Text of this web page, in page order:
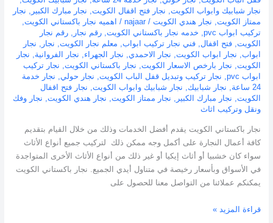
نجار شبابيك وابواب الكويت, نجار فتح اقفال الكويت, نجار مبارك الكبير , نجار
ممتاز الكويت, نجار هندي الكويت/
najaar
/ اهميه نجار باكستاني الكويت,
تركيب ابواب pvc
, خدمه نجار باكستاني الكويت, رقم نجار , رقم نجار
الكويت, فتح اقفال, فني نجار تركيب ابواب, معلم نجار الكويت, نجار , نجار
ابواب, نجار ابواب الكويت, نجار الاحمدي, نجار الجهراء, نجار الفروانية, نجار
الكويت, نجار بارخص الاسعار الكويت, نجار باكستاني الكويت, نجار تركيب
ابواب pvc
, نجار تركيب وتبديل قفل الباب الكويت, نجار حولي, نجار خدمة
24 ساعة
, نجار شبابيك, نجار شبابيك وابواب الكويت, نجار فتح اقفال
الكويت, نجار مبارك الكبير , نجار ممتاز الكويت, نجار هندي الكويت, نجار وفك
ونقل وتركيب اثاث
نجار باكستاني الكويت يقدم أفضل الخدمات وذلك من خلال القيام بتقديم
كافة أعمال النجارة على أكمل وجه ممكن ذلك لتركيب جميع أنواع الأثاث
سواء كان خشبيا أو أثاث إيكيا أو غير ذلك من أنواع الأثاث الأخرى المتواجدة
في الأسواق وبأسعار رخيصة في متناول أيدي الجميع. نجار باكستاني الكويت
يمكنكم عملائنا من التواصل معنا للحصول على
قراءة المزيد »